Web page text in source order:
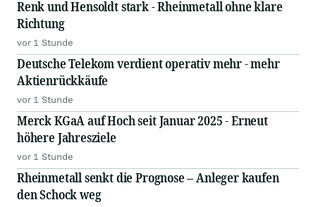
Renk und Hensoldt stark - Rheinmetall ohne klare
Richtung
vor 1 Stunde
Deutsche Telekom verdient operativ mehr - mehr
Aktienrückkäufe
vor 1 Stunde
Merck KGaA auf Hoch seit Januar 2025 - Erneut
höhere Jahresziele
vor 1 Stunde
Rheinmetall senkt die Prognose – Anleger kaufen
den Schock weg